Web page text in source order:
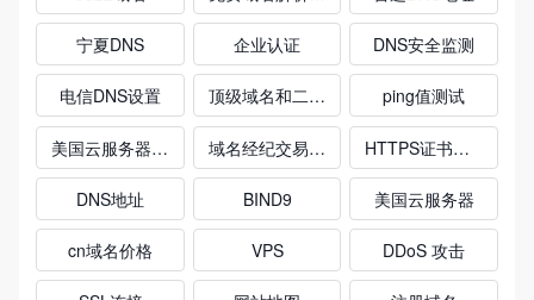
宁夏DNS 企业认证 DNS安全监测
电信DNS设置 顶级域名和二级域名 ping值测试
美国云服务器推荐 域名经纪交易流程 HTTPS证书申请
DNS地址 BIND9 美国云服务器
cn域名价格 VPS DDoS 攻击